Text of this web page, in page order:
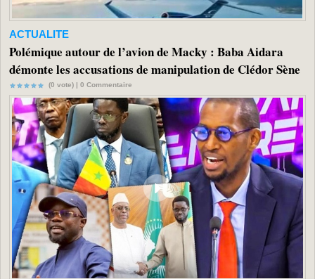
ACTUALITE
Polémique autour de l’avion de Macky : Baba Aidara
démonte les accusations de manipulation de Clédor Sène
(0 vote) | 0 Commentaire